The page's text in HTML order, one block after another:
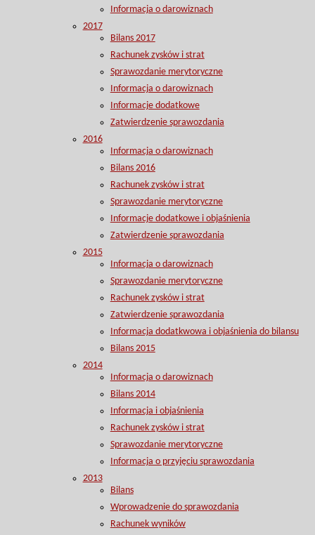
Informacja o darowiznach
2017
Bilans 2017
Rachunek zysków i strat
Sprawozdanie merytoryczne
Informacja o darowiznach
Informacje dodatkowe
Zatwierdzenie sprawozdania
2016
Informacja o darowiznach
Bilans 2016
Rachunek zysków i strat
Sprawozdanie merytoryczne
Informacje dodatkowe i objaśnienia
Zatwierdzenie sprawozdania
2015
Informacja o darowiznach
Sprawozdanie merytoryczne
Rachunek zysków i strat
Zatwierdzenie sprawozdania
Informacja dodatkwowa i objaśnienia do bilansu
Bilans 2015
2014
Informacja o darowiznach
Bilans 2014
Informacja i objaśnienia
Rachunek zysków i strat
Sprawozdanie merytoryczne
Informacja o przyjęciu sprawozdania
2013
Bilans
Wprowadzenie do sprawozdania
Rachunek wyników